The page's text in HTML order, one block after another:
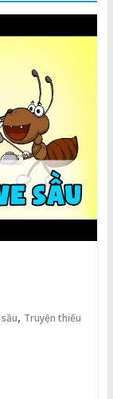
, Truyện thiếu